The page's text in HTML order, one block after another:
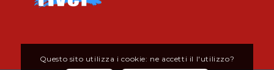
Questo sito utilizza i cookie: ne accetti il l'utilizzo?